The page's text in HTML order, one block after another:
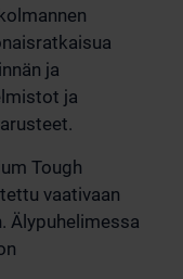
ja
ja
Tough
vaativaan
Älypuhelimessa